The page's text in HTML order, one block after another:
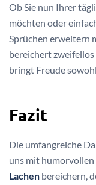
Ob Sie nun Ihrer
möchten oder
Sprüchen erweitern
bereichert
bringt Freude
Fazit
Die umfangreiche
uns mit
Lachen bereichern,